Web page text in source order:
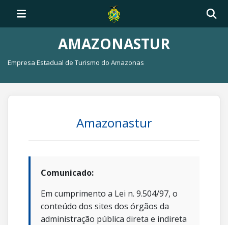
AMAZONASTUR
Empresa Estadual de Turismo do Amazonas
Amazonastur
Comunicado:
Em cumprimento a Lei n. 9.504/97, o
conteúdo dos sites dos órgãos da
administração pública direta e indireta